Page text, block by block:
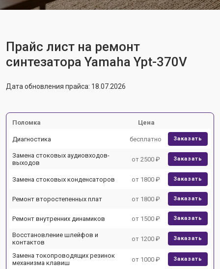
Прайс лист на ремонт
синтезатора Yamaha Ypt-370V
Дата обновления прайса: 18.07.2026
Поломка Цена
Диагностика бесплатно Заказать
Замена стоковых аудиовходов-
выходов
от 2500 ₽ Заказать
Замена стоковых конденсаторов от 1800 ₽ Заказать
Ремонт второстепенных плат от 1800 ₽ Заказать
Ремонт внутренних динамиков от 1500 ₽ Заказать
Восстановление шлейфов и
контактов
от 1200 ₽ Заказать
Замена токопроводящих резинок
механизма клавиш
от 1000 ₽ Заказать